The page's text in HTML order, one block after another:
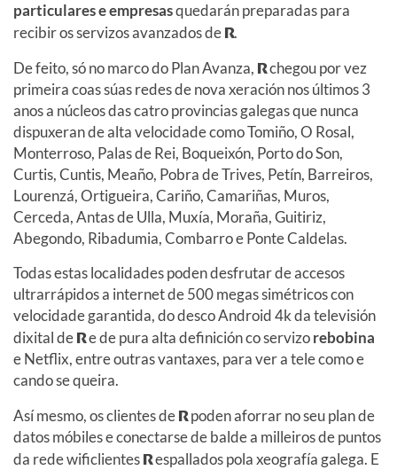
particulares e empresasquedarán preparadas para
recibir os servizos avanzados deR.
De feito, só no marco do Plan Avanza, Rchegou por vez
primeira coas súas redes de nova xeración nos últimos 3
anos a núcleos das catro provincias galegas que nunca
dispuxeran de alta velocidade como Tomiño, O Rosal,
Monterroso, Palas de Rei, Boqueixón, Porto do Son,
Curtis, Cuntis, Meaño, Pobra de Trives, Petín, Barreiros,
Lourenzá, Ortigueira, Cariño, Camariñas, Muros,
Cerceda, Antas de Ulla, Muxía, Moraña, Guitiriz,
Abegondo, Ribadumia, Combarro e Ponte Caldelas.
Todas estas localidades poden desfrutar de accesos
ultrarrápidos a internet de 500 megas simétricos con
velocidade garantida, do desco Android 4k da televisión
dixital deRe de pura alta definición co servizorebobina
e Netflix, entre outras vantaxes, para ver a tele como e
cando se queira.
Así mesmo, os clientes deRpoden aforrar no seu plan de
datos móbiles e conectarse de balde a milleiros de puntos
da rede wificlientesRespallados pola xeografía galega. E